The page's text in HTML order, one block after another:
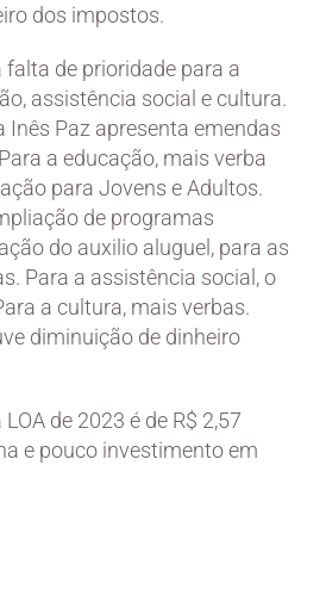
dos impostos.
de prioridade para a
assistência social e cultura.
Inês Paz apresenta emendas
a educação, mais verba
para Jovens e Adultos.
de programas
do auxilio aluguel, para as
Para a assistência social, o
a cultura, mais verbas.
diminuição de dinheiro
de 2023 é de R$ 2,57
e pouco investimento em